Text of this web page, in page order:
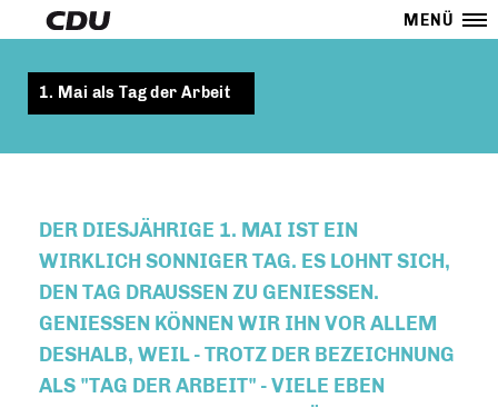
MENÜ
1. Mai als Tag der Arbeit
DER DIESJÄHRIGE 1. MAI IST EIN
WIRKLICH SONNIGER TAG. ES LOHNT SICH,
DEN TAG DRAUSSEN ZU GENIESSEN. GE
NIESSEN KÖNNEN WIR IHN VOR ALLEM DES
HALB, WEIL - TROTZ DER BEZEICHNUNG ALS
"TAG DER ARBEIT" - VIELE EBEN GER